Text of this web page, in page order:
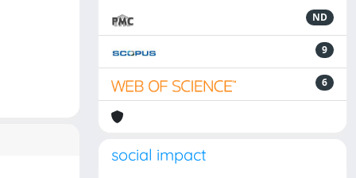
ND
9
6
social impact